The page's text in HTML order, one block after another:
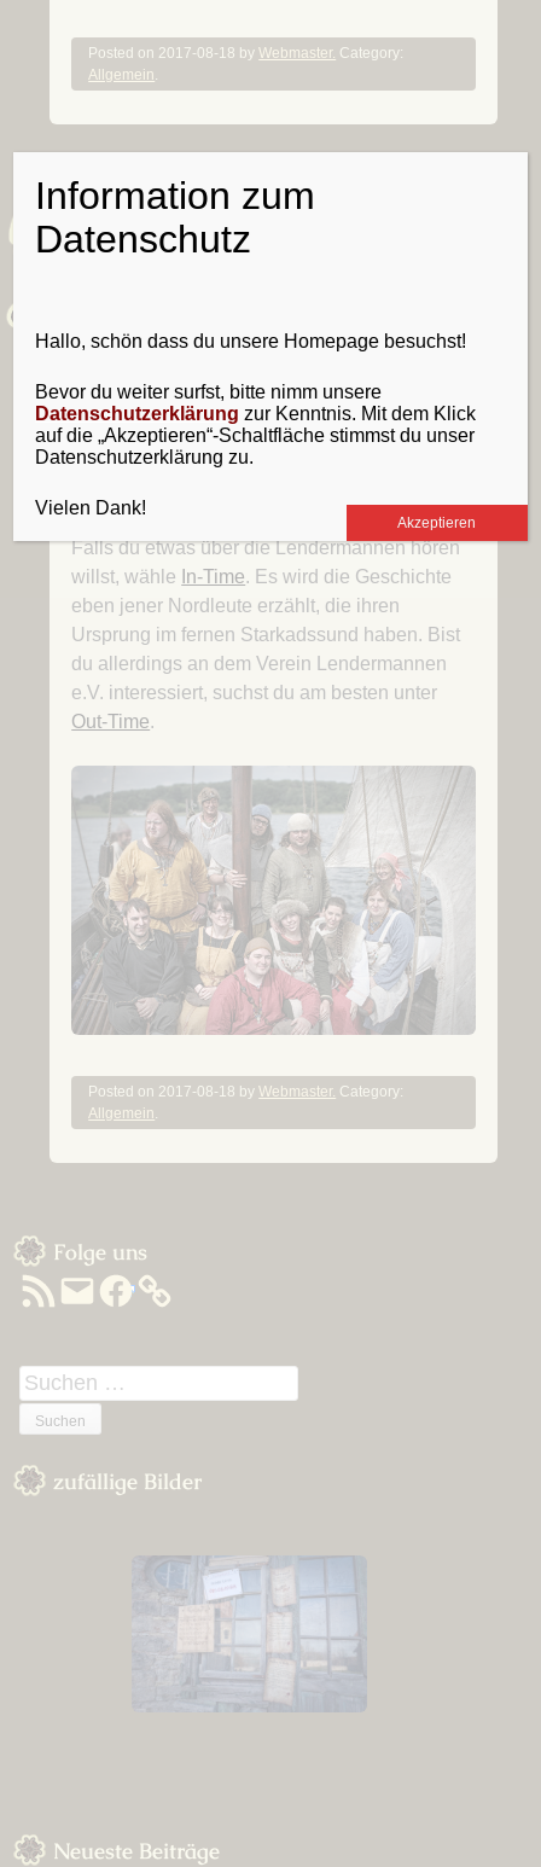
Posted on 2017-08-18 byWebmaster. Category:
Allgemein.
Willkommen
Tritt ein und schau dich ruhig um. Lass dich
erschrecken. Wir tuen dir schon nichts. Hmm,
einen großen Geldbeutel hast du da … nein,
Spaß! Trink doch einen Schluck aus dem Horn
Falls du etwas über die Lendermannen hören
willst, wähle In-Time. Es wird die Geschichte
eben jener Nordleute erzählt, die ihren
Ursprung im fernen Starkadssund haben. Bist
du allerdings an dem Verein Lendermannen
e.V. interessiert, suchst du am besten unter
Out-Time.
Posted on 2017-08-18 byWebmaster. Category:
Allgemein.
Sidebar
Folge uns
RSS-
Feed
E-
Mail
Facebook
Suchen
nach:
zufällige Bilder
Neueste Beiträge
Information zum
Datenschutz
Hallo, schön dass du unsere Homepage besuchst!
Bevor du weiter surfst, bitte nimm unsere
Datenschutzerklärung zur Kenntnis. Mit dem Klick
auf die „Akzeptieren“-Schaltfläche stimmst du unser
Datenschutzerklärung zu.
Vielen Dank!
Akzeptieren